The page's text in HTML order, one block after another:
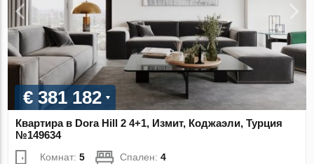
€ 381 182
Квартира в Dora Hill 2 4+1, Измит, Коджаэли, Турция
№149634
Комнат:5 Спален:4